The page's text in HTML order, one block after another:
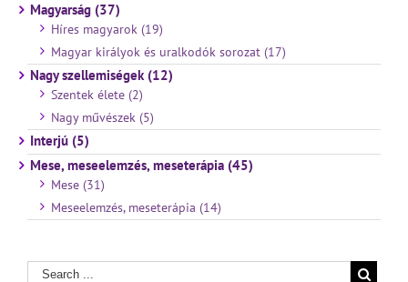
Magyarság (37)
Híres magyarok (19)
Magyar királyok és uralkodók sorozat (17)
Nagy szellemiségek (12)
Szentek élete (2)
Nagy művészek (5)
Interjú (5)
Mese, meseelemzés, meseterápia (45)
Mese (31)
Meseelemzés, meseterápia (14)